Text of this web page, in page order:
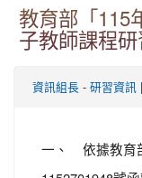
教育部「115
子教師課程
資訊組長 - 研習資訊
一、 依據教育